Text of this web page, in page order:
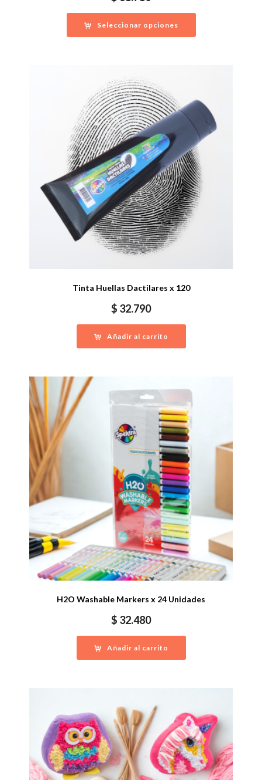
Seleccionar opciones
Tinta Huellas Dactilares x 120
$ 32.790
Añadir al carrito
H2O Washable Markers x 24 Unidades
$ 32.480
Añadir al carrito